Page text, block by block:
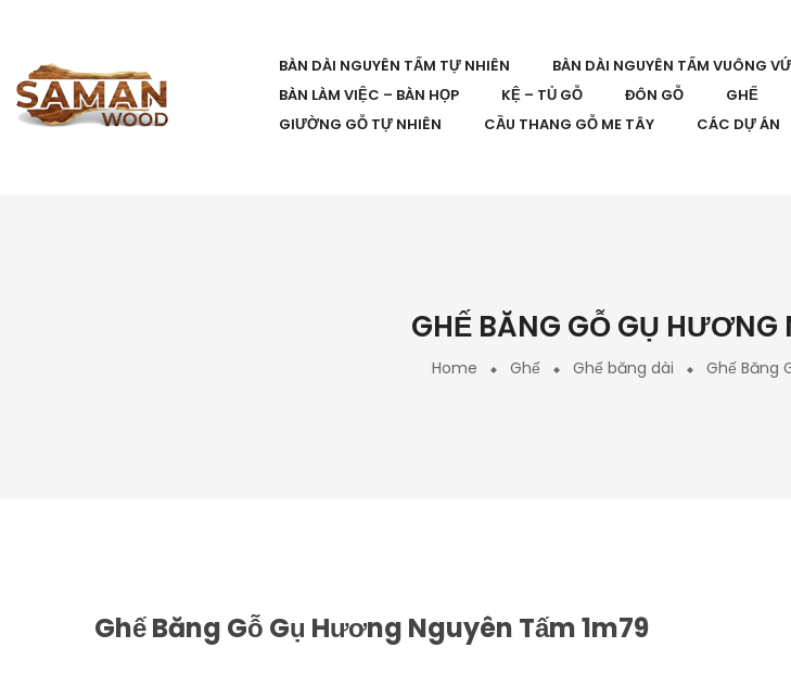
BÀN DÀI NGUYÊN TẤM TỰ NHIÊN BÀN DÀI NGUYÊN TẤM VUÔNG
BÀN LÀM VIỆC – BÀN HỌP
KỆ – TỦ GỖ ĐÔN GỖ GHẾ
GIƯỜNG GỖ TỰ NHIÊN
CẦU THANG GỖ ME TÂY CÁC DỰ ÁN
GHẾ BĂNG GỖ GỤ HƯƠNG
Home Ghế Ghế băng dài Ghế Băng
Ghế Băng Gỗ Gụ Hương Nguyên Tấm 1m79